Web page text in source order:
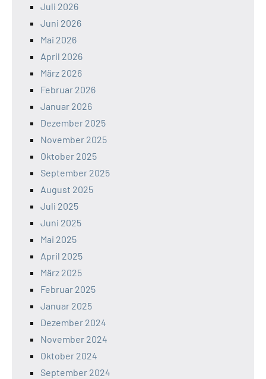
Juli 2026
Juni 2026
Mai 2026
April 2026
März 2026
Februar 2026
Januar 2026
Dezember 2025
November 2025
Oktober 2025
September 2025
August 2025
Juli 2025
Juni 2025
Mai 2025
April 2025
März 2025
Februar 2025
Januar 2025
Dezember 2024
November 2024
Oktober 2024
September 2024